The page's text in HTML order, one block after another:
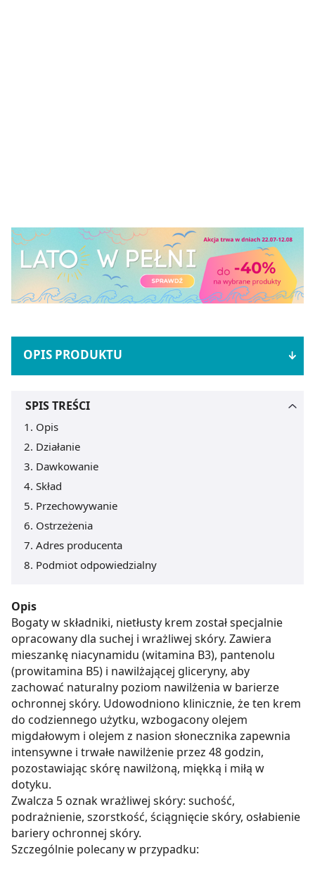
OPIS PRODUKTU
SPIS TREŚCI
Opis
Działanie
Dawkowanie
Skład
Przechowywanie
Ostrzeżenia
Adres producenta
Podmiot odpowiedzialny
Opis
Bogaty w składniki, nietłusty krem został specjalnie
opracowany dla suchej i wrażliwej skóry. Zawiera
mieszankę niacynamidu (witamina B3), pantenolu
(prowitamina B5) i nawilżającej gliceryny, aby
zachować naturalny poziom nawilżenia w barierze
ochronnej skóry. Udowodniono klinicznie, że ten krem
do codziennego użytku, wzbogacony olejem
migdałowym i olejem z nasion słonecznika zapewnia
intensywne i trwałe nawilżenie przez 48 godzin,
pozostawiając skórę nawilżoną, miękką i miłą w
dotyku.
Zwalcza 5 oznak wrażliwej skóry: suchość,
podrażnienie, szorstkość, ściągnięcie skóry, osłabienie
bariery ochronnej skóry.
Szczególnie polecany w przypadku: